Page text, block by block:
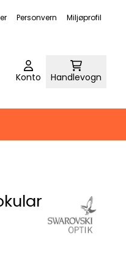
Personvern Miljøprofil
Konto Handlevogn